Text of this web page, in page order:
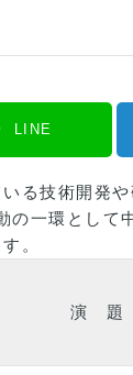
LINE
る技術開発
一環とし
す。
演 題